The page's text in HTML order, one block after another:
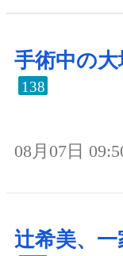
手術中の
138
08月07日
辻希美、